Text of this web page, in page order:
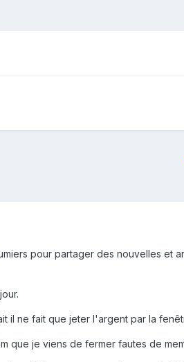
pour partager des nouvelles et
il ne fait que jeter l'argent par la
que je viens de fermer fautes de